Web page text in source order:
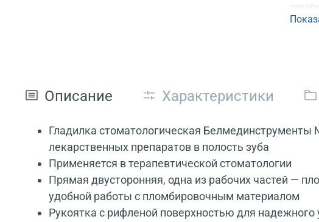
Описание Характеристики
Гладилка стоматологическая
лекарственных препаратов в полость зуба
Применяется в терапевтической стоматологии
Прямая двусторонняя, одна из рабочих частей —
удобной работы с пломбировочным материалом
Рукоятка с рифленой поверхностью для